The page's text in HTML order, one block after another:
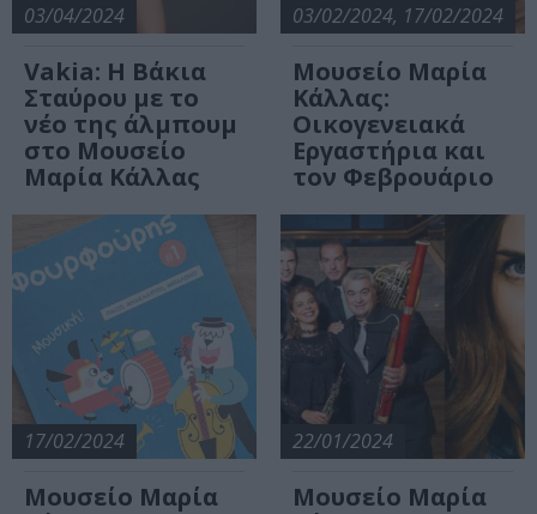
03/04/2024
Vakia: Η Βάκια
Σταύρου με το
νέο της άλμπουμ
στο Μουσείο
Μαρία Κάλλας
03/02/2024, 17/02/2024
Μουσείο Μαρία
Κάλλας:
Οικογενειακά
Εργαστήρια και
τον Φεβρουάριο
17/02/2024
Μουσείο Μαρία
22/01/2024
Μουσείο Μαρία